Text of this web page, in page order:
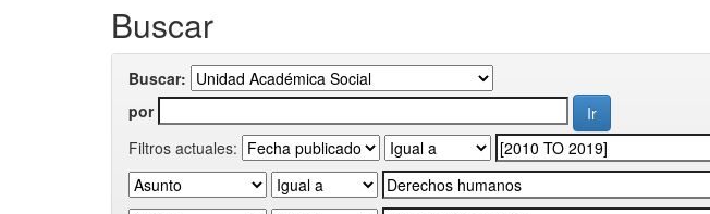
Buscar
Buscar:
por
Filtros actuales: